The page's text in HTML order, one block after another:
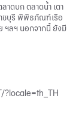
ดบก ตลาดน้ำ เตา
ชบุรี พิพิธภัณฑ์เรือ
ฯลฯ นอกจากนี้ ยังมี
?locale=th_TH